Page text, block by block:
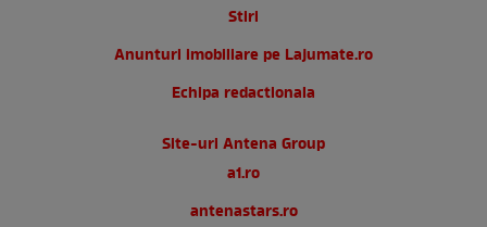
Stiri
Anunturi imobiliare pe Lajumate.ro
Echipa redactionala
Site-uri Antena Group
a1.ro
antenastars.ro